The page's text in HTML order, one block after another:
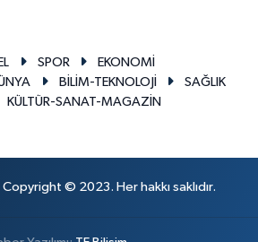
SPOR
EKONOMİ
BİLİM-TEKNOLOJİ
SAĞLIK
KÜLTÜR-SANAT-MAGAZİN
Copyright © 2023. Her hakkı saklıdır.